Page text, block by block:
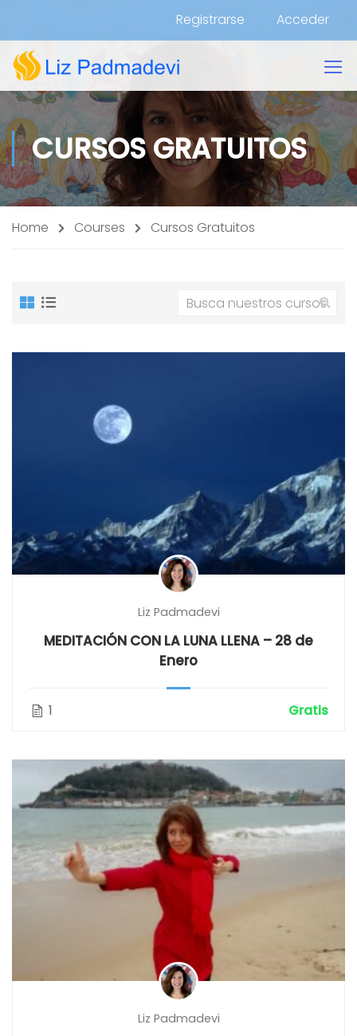
Acceder
Registrarse
CURSOS GRATUITOS
Home Courses Cursos Gratuitos
Liz Padmadevi
MEDITACIÓN CON LA LUNA LLENA – 28 de
Enero
1 Gratis
Liz Padmadevi